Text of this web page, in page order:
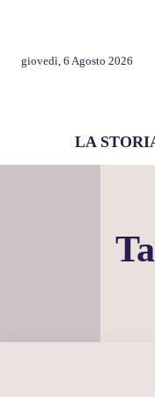
giovedì, 6 Agosto 2026
LA